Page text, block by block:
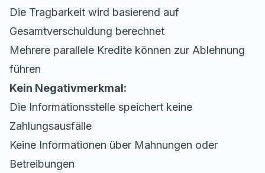
Die Tragbarkeit wird basierend auf
Gesamtverschuldung berechnet
Mehrere parallele Kredite können zur Ablehnung
führen
Kein Negativmerkmal:
Die Informationsstelle speichert keine
Zahlungsausfälle
Keine Informationen über Mahnungen oder
Betreibungen